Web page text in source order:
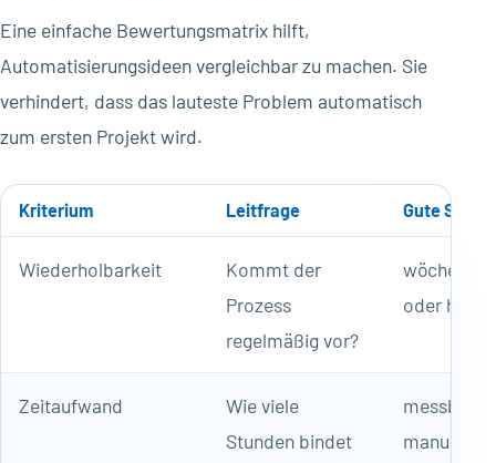
Eine einfache Bewertungsmatrix hilft,
Automatisierungsideen vergleichbar zu machen. Sie
verhindert, dass das lauteste Problem automatisch
zum ersten Projekt wird.
Kriterium Leitfrage Gute
Wiederholbarkeit
Kommt der
Prozess
regelmäßig vor?
oder
Zeitaufwand
Wie viele
Stunden bindet
messbarer
manueller